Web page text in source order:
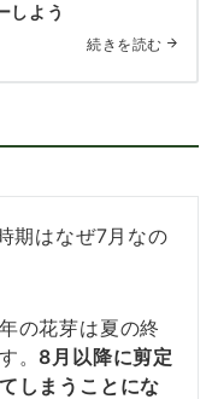
しよう
続きを読む
期はなぜ7月なの
の花芽は夏の終
。 8月以降に剪定
しまうことにな